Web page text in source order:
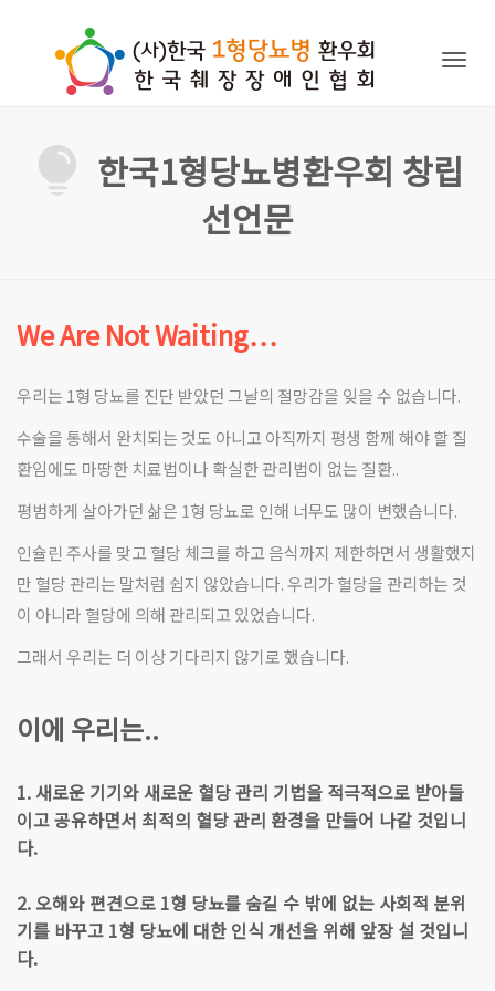
한국1형당뇨병환우회 창립
선언문
We Are Not Waiting…
우리는 1형 당뇨를 진단 받았던 그날의 절망감을 잊을 수 없습니다.
수술을 통해서 완치되는 것도 아니고 아직까지 평생 함께 해야 할 질
환임에도 마땅한 치료법이나 확실한 관리법이 없는 질환..
평범하게 살아가던 삶은 1형 당뇨로 인해 너무도 많이 변했습니다.
인슐린 주사를 맞고 혈당 체크를 하고 음식까지 제한하면서 생활했지
만 혈당 관리는 말처럼 쉽지 않았습니다. 우리가 혈당을 관리하는 것
이 아니라 혈당에 의해 관리되고 있었습니다.
그래서 우리는 더 이상 기다리지 않기로 했습니다.
이에 우리는..
1. 새로운 기기와 새로운 혈당 관리 기법을 적극적으로 받아들
이고 공유하면서 최적의 혈당 관리 환경을 만들어 나갈 것입니
다.
2. 오해와 편견으로 1형 당뇨를 숨길 수 밖에 없는 사회적 분위
기를 바꾸고 1형 당뇨에 대한 인식 개선을 위해 앞장 설 것입니
다.